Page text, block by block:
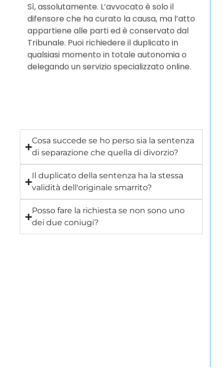
Sì, assolutamente. L’avvocato è solo il
difensore che ha curato la causa, ma l’atto
appartiene alle parti ed è conservato dal
Tribunale. Puoi richiedere il duplicato in
qualsiasi momento in totale autonomia o
delegando un servizio specializzato online.
Cosa succede se ho perso sia la sentenza
di separazione che quella di divorzio?
Il duplicato della sentenza ha la stessa
validità dell'originale smarrito?
Posso fare la richiesta se non sono uno
dei due coniugi?